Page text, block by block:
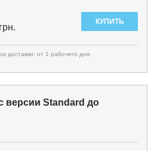
грн.
доставки: от 1 рабочего дня.
версии Standard до